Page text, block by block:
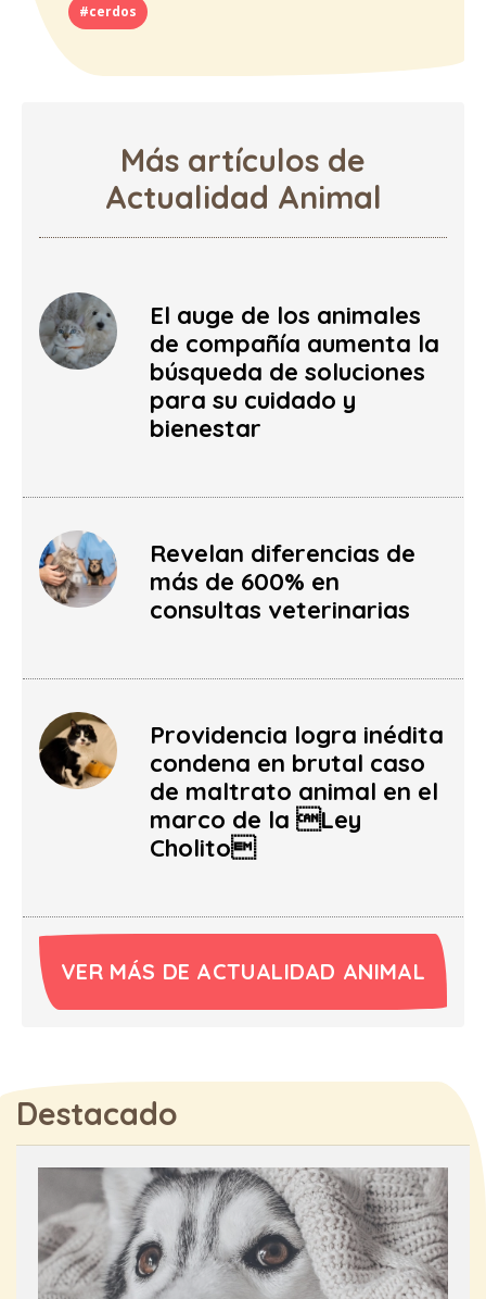
#cerdos
Más artículos de
Actualidad Animal
El auge de los animales
de compañía aumenta la
búsqueda de soluciones
para su cuidado y
bienestar
Revelan diferencias de
más de 600% en
consultas veterinarias
Providencia logra inédita
condena en brutal caso
de maltrato animal en el
marco de la Ley
Cholito
VER MÁS DE ACTUALIDAD ANIMAL
Destacado